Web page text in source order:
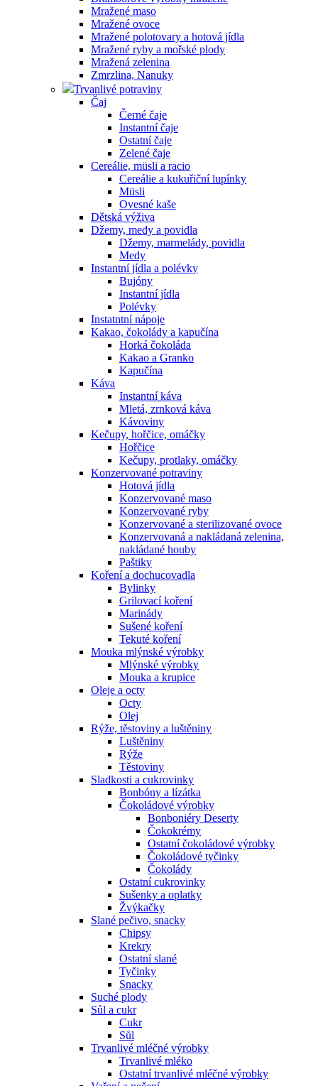
Mražené maso
Mražené ovoce
Mražené polotovary a hotová jídla
Mražené ryby a mořské plody
Mražená zelenina
Zmrzlina, Nanuky
Trvanlivé potraviny
Čaj
Černé čaje
Instantní čaje
Ostatní čaje
Zelené čaje
Cereálie, müsli a racio
Cereálie a kukuřiční lupínky
Müsli
Ovesné kaše
Dětská výživa
Džemy, medy a povidla
Džemy, marmelády, povidla
Medy
Instantní jídla a polévky
Bujóny
Instantní jídla
Polévky
Instatntní nápoje
Kakao, čokolády a kapučína
Horká čokoláda
Kakao a Granko
Kapučína
Káva
Instantní káva
Mletá, zrnková káva
Kávoviny
Kečupy, hořčice, omáčky
Hořčice
Kečupy, protlaky, omáčky
Konzervované potraviny
Hotová jídla
Konzervované maso
Konzervované ryby
Konzervované a sterilizované ovoce
Konzervovaná a nakládaná zelenina,
nakládané houby
Paštiky
Koření a dochucovadla
Bylinky
Grilovací koření
Marinády
Sušené koření
Tekuté koření
Mouka mlýnské výrobky
Mlýnské výrobky
Mouka a krupice
Oleje a octy
Octy
Olej
Rýže, těstoviny a luštěniny
Luštěniny
Rýže
Těstoviny
Sladkosti a cukrovinky
Bonbóny a lízátka
Čokoládové výrobky
Bonboniéry Deserty
Čokokrémy
Ostatní čokoládové výrobky
Čokoládové tyčinky
Čokolády
Ostatní cukrovinky
Sušenky a oplatky
Žvýkačky
Slané pečivo, snacky
Chipsy
Krekry
Ostatní slané
Tyčinky
Snacky
Suché plody
Sůl a cukr
Cukr
Sůl
Trvanlivé mléčné výrobky
Trvanlivé mléko
Ostatní trvanlivé mléčné výrobky